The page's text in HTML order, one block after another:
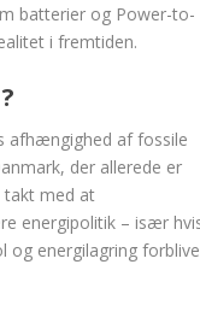
batterier og Power-to-
i fremtiden.
afhængighed af fossile
der allerede er
takt med at
energipolitik – især
og energilagring forblive